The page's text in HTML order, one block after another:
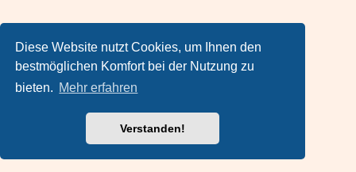
Diese Website nutzt Cookies, um Ihnen den
bestmöglichen Komfort bei der Nutzung zu
bieten. Mehr erfahren
Verstanden!